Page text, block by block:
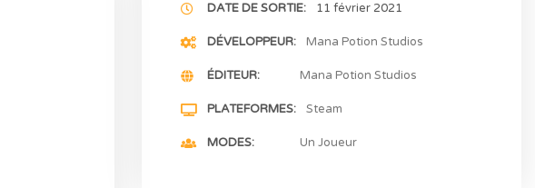
DATE DE SORTIE 11 février 2021
DÉVELOPPEUR Mana Potion Studios
ÉDITEUR Mana Potion Studios
PLATEFORMES Steam
MODES Un Joueur